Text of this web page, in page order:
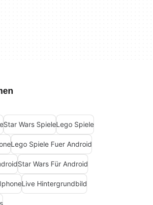
Star Wars SpieleLego Spiele
Lego Spiele Fuer Android
Star Wars Für Android
Live Hintergrundbild